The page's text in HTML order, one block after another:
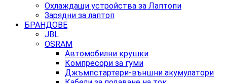
Охлаждащи устройства за Лаптопи
Зарядни за лаптоп
БРАНДОВЕ
JBL
OSRAM
Автомобилни крушки
Компресори за гуми
Джъмпстартери-външни акумулатори